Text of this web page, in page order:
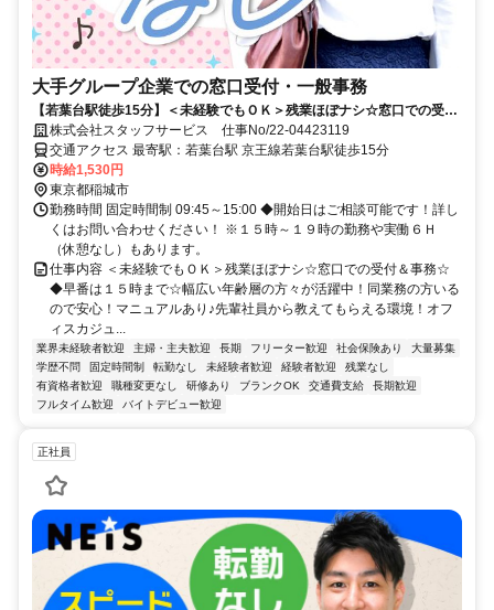
大手グループ企業での窓口受付・一般事務
【若葉台駅徒歩15分】＜未経験でもＯＫ＞残業ほぼナシ☆窓口での受付
＆事務☆
株式会社スタッフサービス 仕事No/22-04423119
交通アクセス 最寄駅：若葉台駅 京王線若葉台駅徒歩15分
時給1,530円
東京都稲城市
勤務時間 固定時間制 09:45～15:00 ◆開始日はご相談可能です！詳し
くはお問い合わせください！ ※１５時～１９時の勤務や実働６Ｈ
（休憩なし）もあります。
仕事内容 ＜未経験でもＯＫ＞残業ほぼナシ☆窓口での受付＆事務☆
◆早番は１５時まで☆幅広い年齢層の方々が活躍中！同業務の方いる
ので安心！マニュアルあり♪先輩社員から教えてもらえる環境！オフ
ィスカジュ...
業界未経験者歓迎 主婦・主夫歓迎 長期 フリーター歓迎 社会保険あり
大量募集
学歴不問
固定時間制 転勤なし 未経験者歓迎 経験者歓迎
残業なし
有資格者歓迎
職種変更なし 研修あり ブランクOK 交通費支給
長期歓迎
フルタイム歓迎
バイトデビュー歓迎
正社員